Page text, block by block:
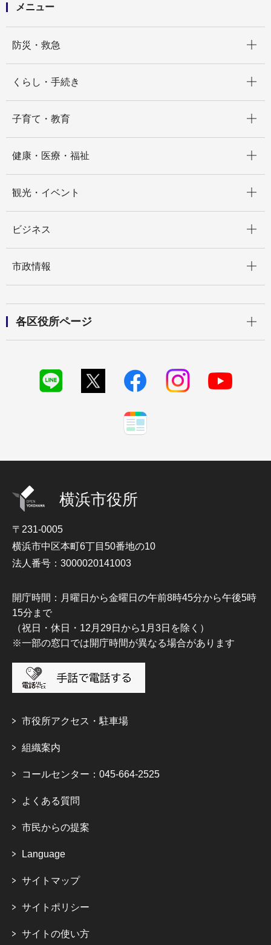
メニュー
防災・救急
くらし・手続き
子育て・教育
健康・医療・福祉
観光・イベント
ビジネス
市政情報
各区役所ページ
横浜市役所
〒231-0005
横浜市中区本町6丁目50番地の10
法人番号：3000020141003
開庁時間：月曜日から金曜日の午前8時45分から午後5時
15分まで
（祝日・休日・12月29日から1月3日を除く）
※一部の窓口では開庁時間が異なる場合があります
市役所アクセス・駐車場
組織案内
コールセンター：045-664-2525
よくある質問
市民からの提案
Language
サイトマップ
サイトポリシー
サイトの使い方